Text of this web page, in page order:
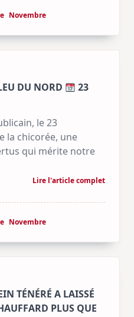
Novembre
DU NORD
23
le 23
la chicorée, une
qui mérite notre
Lire l'article complet
Novembre
TÉNÉRÉ A LAISSÉ
PLUS QUE